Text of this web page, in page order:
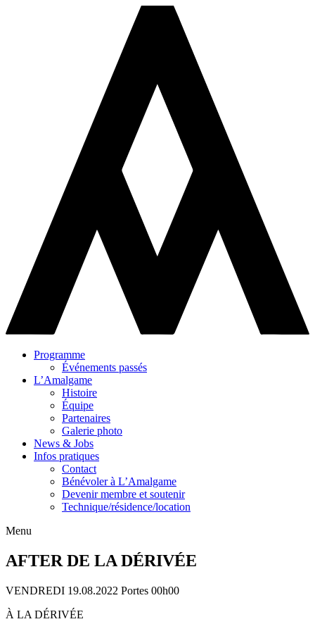
Programme
Événements passés
L’Amalgame
Histoire
Équipe
Partenaires
Galerie photo
News & Jobs
Infos pratiques
Contact
Bénévoler à L’Amalgame
Devenir membre et soutenir
Technique/résidence/location
Menu
AFTER DE LA DÉRIVÉE
VENDREDI 19.08.2022 Portes 00h00
À LA DÉRIVÉE